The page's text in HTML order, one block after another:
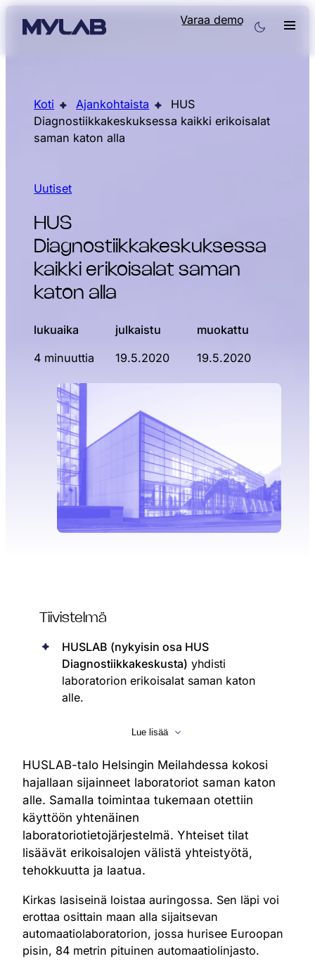
Varaa demo
Koti Ajankohtaista
HUS
Diagnostiikkakeskuksessa kaikki erikoisalat
saman katon alla
Uutiset
HUS
Diagnostiikkakeskuksessa
kaikki erikoisalat saman
katon alla
lukuaika
4 minuuttia
julkaistu
19.5.2020
muokattu
19.5.2020
Tiivistelmä
HUSLAB (nykyisin osa HUS
Diagnostiikkakeskusta) yhdisti
laboratorion erikoisalat saman katon
alle.
tukee kaikkia laboratoriodiagnostiikan
Automaatio ja moderni infrastruktuuri
mahdollistavat suurivolyymisen
näytekäsittelyn.
Uudet tilat ja toimintamallit parantavat
yhteistyötä, tehokkuutta ja laatua.
Lue lisää
HUSLAB-talo Helsingin Meilahdessa kokosi
hajallaan sijainneet laboratoriot saman katon
alle. Samalla toimintaa tukemaan otettiin
käyttöön yhtenäinen
laboratoriotietojärjestelmä. Yhteiset tilat
lisäävät erikoisalojen välistä yhteistyötä,
tehokkuutta ja laatua.
Kirkas lasiseinä loistaa auringossa. Sen läpi voi
erottaa osittain maan alla sijaitsevan
automaatiolaboratorion, jossa hurisee Euroopan
pisin, 84 metrin pituinen automaatiolinjasto.